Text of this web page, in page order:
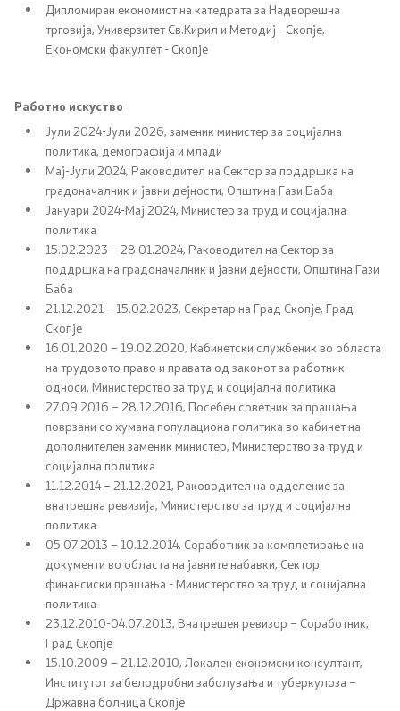
Боречко - инвалидска заштита
Демографија
Млади
Еднакви можности
Родова еднаквост
Превенција и заштита на жени жртви на родово
базирано насилство и семејно насилство
Недискриминација
Регулатива од областа на еднаквите можности,
недискриминацијата и од областа на жени жртви на
родово базирано насилство и семејно насилство
Проекти од областа на еднаквите можности
ЧПП од областа на родовата еднаквост
Пензиско и инвалидско осигурување
Систем на пензиското и инвалидското осигурување
на РСМ
Дипломиран економист на катедрата за Надворешна
трговија, Универзитет Св.Кирил и Методиј - Скопје,
Економски факултет - Скопје
Работно искуство
Јули 2024-Јули 2026, заменик министер за социјална
политика, демографија и млади
Мај-Јули 2024, Раководител на Сектор за поддршка на
градоначалник и јавни дејности, Општина Гази Баба
Јануари 2024-Мај 2024, Министер за труд и социјална
политика
15.02.2023 – 28.01.2024, Раководител на Сектор за
поддршка на градоначалник и јавни дејности, Општина Гази
Баба
21.12.2021 – 15.02.2023, Секретар на Град Скопје, Град
Скопје
16.01.2020 – 19.02.2020, Кабинетски службеник во областа
на трудовото право и правата од законот за работник
односи, Министерство за труд и социјална политика
27.09.2016 – 28.12.2016, Посебен советник за прашања
поврзани со хумана популациона политика во кабинет на
дополнителен заменик министер, Министерство за труд и
социјална политика
11.12.2014 – 21.12.2021, Раководител на одделение за
внатрешна ревизија, Министерство за труд и социјална
политика
05.07.2013 – 10.12.2014, Соработник за комплетирање на
документи во областа на јавните набавки, Сектор
финансиски прашања - Министерство за труд и социјална
политика
23.12.2010-04.07.2013, Внатрешен ревизор – Соработник,
Град Скопје
15.10.2009 – 21.12.2010, Локален економски консултант,
Институтот за белодробни заболувања и туберкулоза –
Државна болница Скопје